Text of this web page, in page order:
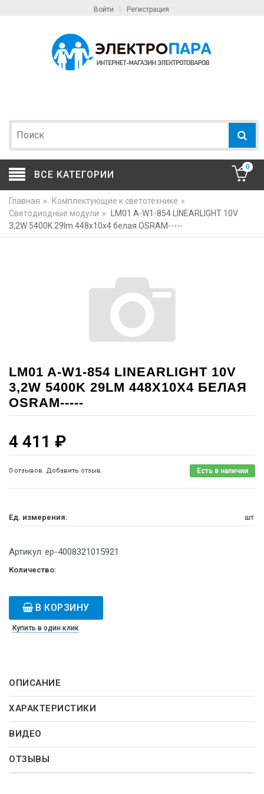
Войти Регистрация
ВСЕ КАТЕГОРИИ
0
Главная » Комплектующие к светотехнике »
Светодиодные модули »
LM01 A-W1-854 LINEARLIGHT 10V
3,2W 5400K 29lm 448x10x4 белая OSRAM-----
LM01 A-W1-854 LINEARLIGHT 10V
3,2W 5400K 29LM 448X10X4 БЕЛАЯ
OSRAM-----
4 411 ₽
0 отзывов. Добавить отзыв. Есть в наличии
Ед. измерения: шт
Артикул: ep-4008321015921
Количество:
В КОРЗИНУ
Купить в один клик
ОПИСАНИЕ
ХАРАКТЕРИСТИКИ
ВИДЕО
ОТЗЫВЫ